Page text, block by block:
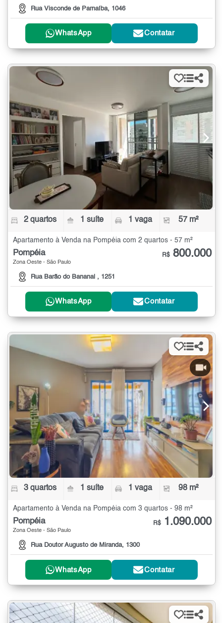
Rua Visconde de Parnaíba, 1046
WhatsApp Contatar
2 quartos 1 suíte 1 vaga 57 m²
Apartamento à Venda na Pompéia com 2 quartos - 57 m²
Pompéia
Zona Oeste - São Paulo
Rua Barão do Bananal , 1251
R$ 800.000
WhatsApp Contatar
3 quartos 1 suíte 1 vaga 98 m²
Apartamento à Venda na Pompéia com 3 quartos - 98 m²
Pompéia
Zona Oeste - São Paulo
Rua Doutor Augusto de Miranda, 1300
R$ 1.090.000
WhatsApp Contatar